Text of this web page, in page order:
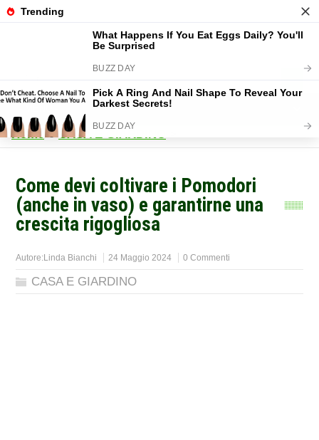
Home > CASA E GIARDINO
Come devi coltivare i Pomodori
(anche in vaso) e garantirne una
crescita rigogliosa
Autore:Linda Bianchi 24 Maggio 2024 0 Commenti
CASA E GIARDINO